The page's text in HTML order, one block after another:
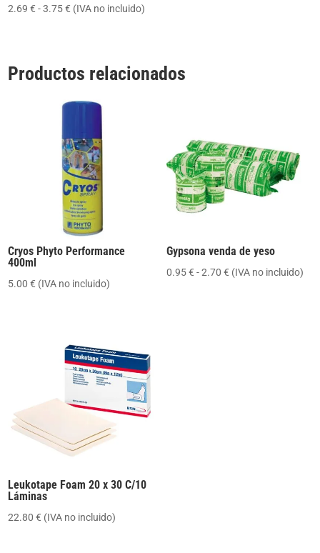
2.69€ - 3.75€ Rango
2.69 €
hasta
(IVA no incluido)
Productos relacionados
Cryos Phyto Performance
400ml
5.00€ (IVA no incluido)
Gypsona venda de yeso
0.95€ - 2.70 €Rango
(IVA no incluido)
Leukotape Foam 20 x 30 C/10
Láminas
22.80€ (IVA no incluido)